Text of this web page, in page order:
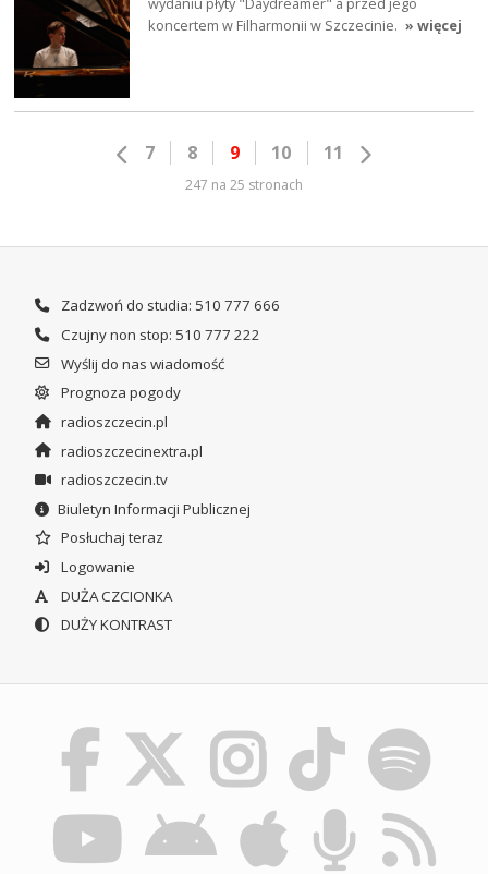
koncertem w Filharmonii w Szczecinie. » więcej
7 8 9 10 11
247 na 25 stronach
Zadzwoń do studia: 510 777 666
Czujny non stop: 510 777 222
Wyślij do nas wiadomość
Prognoza pogody
radioszczecin.pl
radioszczecinextra.pl
radioszczecin.tv
Biuletyn Informacji Publicznej
Posłuchaj teraz
Logowanie
DUŻA CZCIONKA
DUŻY KONTRAST